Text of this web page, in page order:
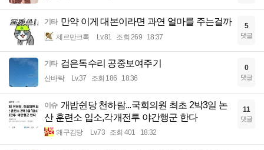
기타 만약 이게 대본이라면 과연 얼마를 주는걸까
제르만크록 Lv.81 조회 269 18:37
5
댓글
기타 검은독수리 공중보여주기
산바락 Lv.37 조회 186 18:36
0
댓글
이슈 개밥쉰당 천하람...국회의원 최초 2박3일 논
산 훈련소 입소,각개전투 야간행군 한다
왜구김당 Lv.73 조회 401 18:32
11
댓글